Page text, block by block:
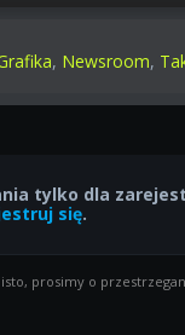
, Newsroom,
tylko dla
się.
prosimy o